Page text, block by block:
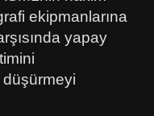
ekipmanlarına
yapay
düşürmeyi